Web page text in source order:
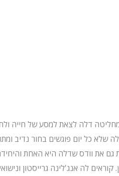
דלה לצאת למסע של חייה
שלא כל יום פוגשים בחור נדיב
גם את וודס שדלה היא האחת
לה אנג'לינה גרייסטון